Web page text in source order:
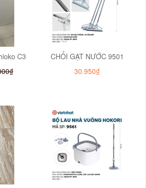
C3
CHỔI GẠT NƯỚC 9501
30.950₫